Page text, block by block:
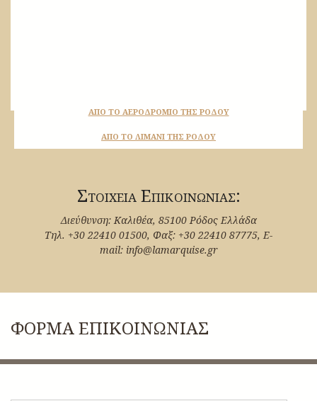
ΑΠΌ ΤΟ ΑΕΡΟΔΡΌΜΙΟ ΤΗΣ ΡΌΔΟΥ
ΑΠΌ ΤΟ ΛΙΜΆΝΙ ΤΗΣ ΡΌΔΟΥ
Στοιχεια Επικοινωνιας:
Διεύθυνση: Καλιθέα, 85100 Ρόδος Ελλάδα
Τηλ. +30 22410 01500, Φαξ: +30 22410 87775, E-
mail: info@lamarquise.gr
ΦΟΡΜΑ ΕΠΙΚΟΙΝΩΝΙΑΣ